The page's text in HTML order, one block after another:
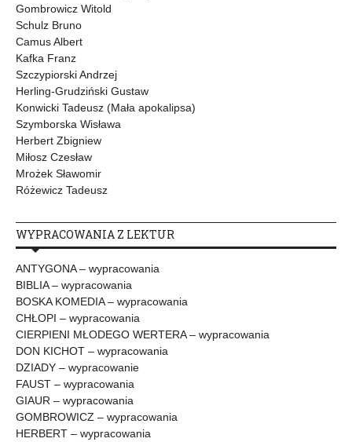
Gombrowicz Witold
Schulz Bruno
Camus Albert
Kafka Franz
Szczypiorski Andrzej
Herling-Grudziński Gustaw
Konwicki Tadeusz (Mała apokalipsa)
Szymborska Wisława
Herbert Zbigniew
Miłosz Czesław
Mrożek Sławomir
Różewicz Tadeusz
WYPRACOWANIA Z LEKTUR
ANTYGONA – wypracowania
BIBLIA – wypracowania
BOSKA KOMEDIA – wypracowania
CHŁOPI – wypracowania
CIERPIENI MŁODEGO WERTERA – wypracowania
DON KICHOT – wypracowania
DZIADY – wypracowanie
FAUST – wypracowania
GIAUR – wypracowania
GOMBROWICZ – wypracowania
HERBERT – wypracowania